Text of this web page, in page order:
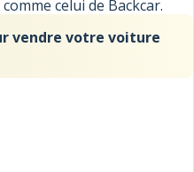
celui de Backcar.
vendre votre voiture